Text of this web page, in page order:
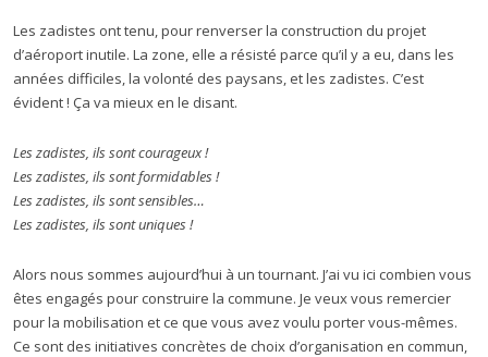
Les zadistes ont tenu, pour renverser la construction du projet
d’aéroport inutile. La zone, elle a résisté parce qu’il y a eu, dans les
années difficiles, la volonté des paysans, et les zadistes. C’est
évident ! Ça va mieux en le disant.
Les zadistes, ils sont courageux !
Les zadistes, ils sont formidables !
Les zadistes, ils sont sensibles…
Les zadistes, ils sont uniques !
Alors nous sommes aujourd’hui à un tournant. J’ai vu ici combien vous
êtes engagés pour construire la commune. Je veux vous remercier
pour la mobilisation et ce que vous avez voulu porter vous-mêmes.
Ce sont des initiatives concrètes de choix d’organisation en commun,